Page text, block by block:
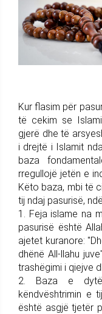
Kur flasim për
të cekim se
gjerë dhe të
i drejtë i Islamit
baza
rregullojë jetën e
Këto baza, mbi të
tij ndaj pasurisë,
1. Feja islame na
pasurisë është
ajetet kuranore:
dhënë All-llahu
trashëgimi i qiejve
2. Baza e
këndvështrimin e
është asgjë tjetër